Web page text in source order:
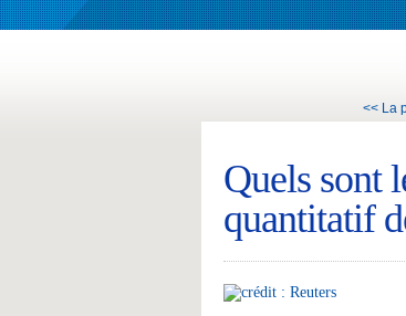
<< La
Quels sont
quantitatif